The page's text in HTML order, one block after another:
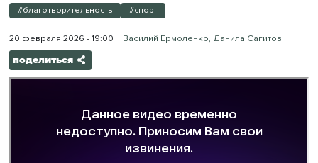
#благотворительность #спорт
20 февраля 2026 - 19:00 Василий Ермоленко, Данила Сагитов
поделиться